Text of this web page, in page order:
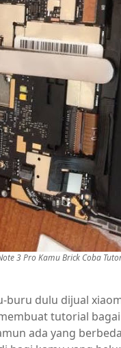
3 Pro Kamu Brick Coba
buru dulu dijual
tutorial
ada yang